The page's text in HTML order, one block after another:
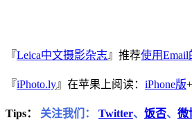
『Leica中文摄影杂志』推荐使用Email
『iPhoto.ly』在苹果上阅读： iPhone版+
Tips： 关注我们： Twitter、 饭否、 微